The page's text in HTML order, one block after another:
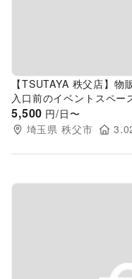
【TSUTAYA 秩父店】
入口前のイベントスペー
5,500 円/日〜
埼玉県 秩父市